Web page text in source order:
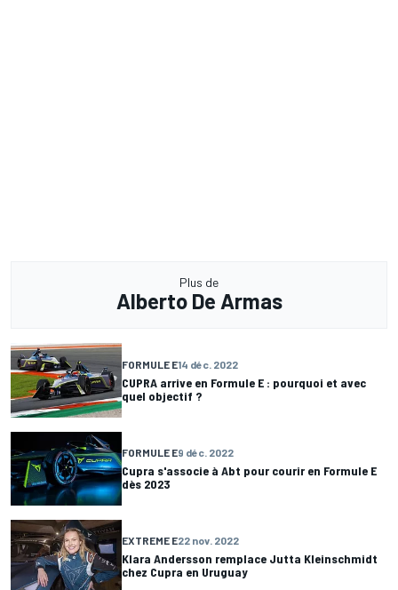
Plus de
Alberto De Armas
FORMULE E14 déc. 2022
CUPRA arrive en Formule E : pourquoi et avec
quel objectif ?
FORMULE E9 déc. 2022
Cupra s'associe à Abt pour courir en Formule E
dès 2023
EXTREME E22 nov. 2022
Klara Andersson remplace Jutta Kleinschmidt
chez Cupra en Uruguay